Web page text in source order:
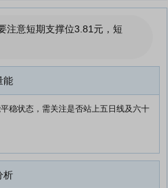
注意短期支撑位3.81元，短
能
稳状态，需关注是否站上五日线及六十
析